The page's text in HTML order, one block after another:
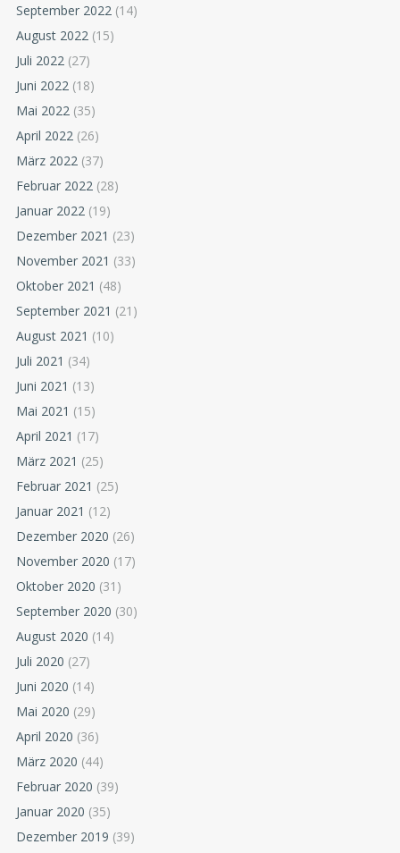
September 2022 (14)
August 2022 (15)
Juli 2022 (27)
Juni 2022 (18)
Mai 2022 (35)
April 2022 (26)
März 2022 (37)
Februar 2022 (28)
Januar 2022 (19)
Dezember 2021 (23)
November 2021 (33)
Oktober 2021 (48)
September 2021 (21)
August 2021 (10)
Juli 2021 (34)
Juni 2021 (13)
Mai 2021 (15)
April 2021 (17)
März 2021 (25)
Februar 2021 (25)
Januar 2021 (12)
Dezember 2020 (26)
November 2020 (17)
Oktober 2020 (31)
September 2020 (30)
August 2020 (14)
Juli 2020 (27)
Juni 2020 (14)
Mai 2020 (29)
April 2020 (36)
März 2020 (44)
Februar 2020 (39)
Januar 2020 (35)
Dezember 2019 (39)